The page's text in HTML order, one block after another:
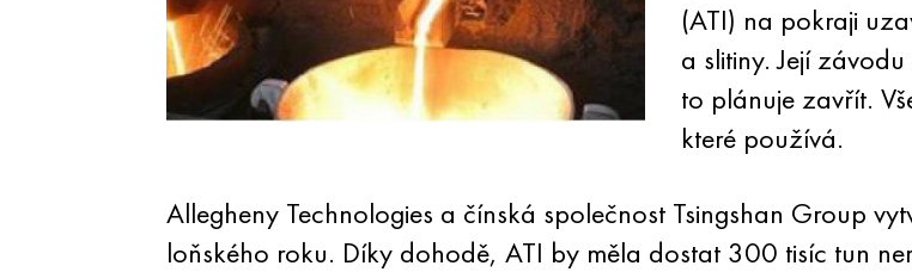
(ATI) na pokraji
a slitiny. Její
to plánuje zavřít.
které používá.
Allegheny Technologies a čínská společnost Tsingshan Group
loňského roku. Díky dohodě, ATI by měla dostat 300 tisíc tun